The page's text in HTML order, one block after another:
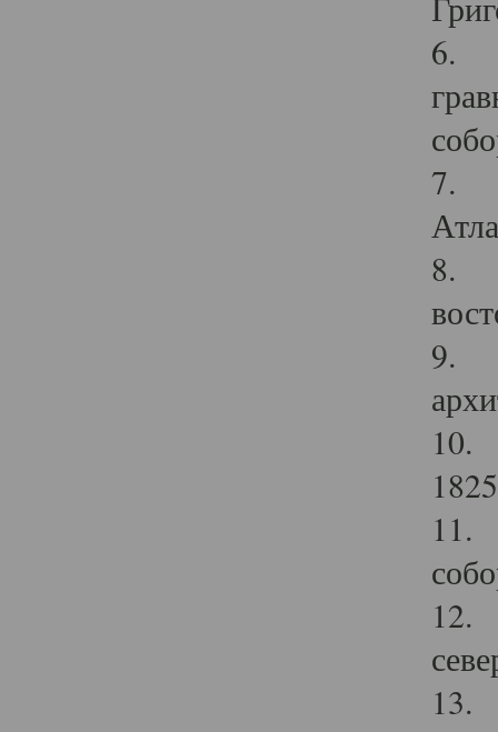
6.
7.
8.
9.
10.
11.
12.
13.